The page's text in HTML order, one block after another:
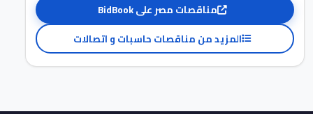
مناقصات مصر على BidBook
المزيد من مناقصات حاسبات و اتصالات